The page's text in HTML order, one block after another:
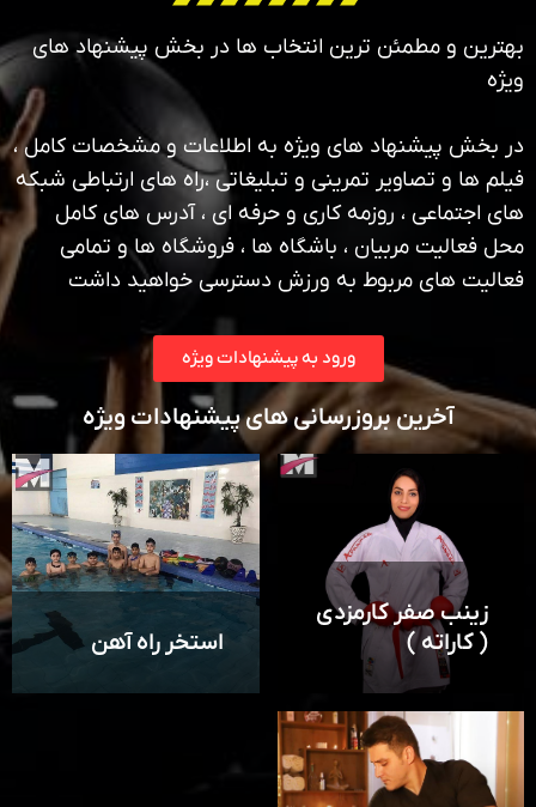
بهترین و مطمئن ترین انتخاب ها در بخش پیشنهاد های
ویژه
در بخش پیشنهاد های ویژه به اطلاعات و مشخصات کامل ،
فیلم ها و تصاویر تمرینی و تبلیغاتی ،راه های ارتباطی شبکه
های اجتماعی ، روزمه کاری و حرفه ای ، آدرس های کامل
محل فعالیت مربیان ، باشگاه ها ، فروشگاه ها و تمامی
فعالیت های مربوط به ورزش دسترسی خواهید داشت
ورود به پیشنهادات ویژه
آخرین بروزرسانی های پیشنهادات ویژه
زینب صفر کارمزدی
( کاراته )
استخر راه آهن